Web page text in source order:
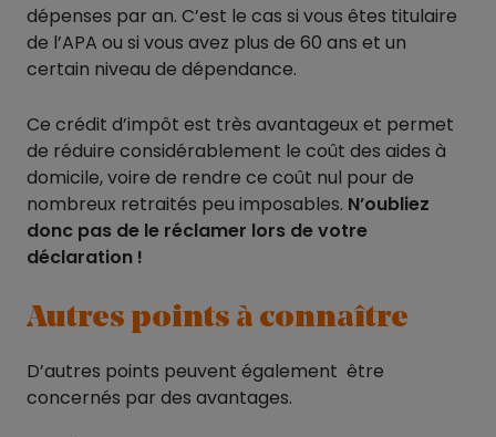
dépenses par an. C’est le cas si vous êtes titulaire
de l’APA ou si vous avez plus de 60 ans et un
certain niveau de dépendance.
Ce crédit d’impôt est très avantageux et permet
de réduire considérablement le coût des aides à
domicile, voire de rendre ce coût nul pour de
nombreux retraités peu imposables. N’oubliez
donc pas de le réclamer lors de votre
déclaration !
Autres points à connaître
D’autres points peuvent également être
concernés par des avantages.